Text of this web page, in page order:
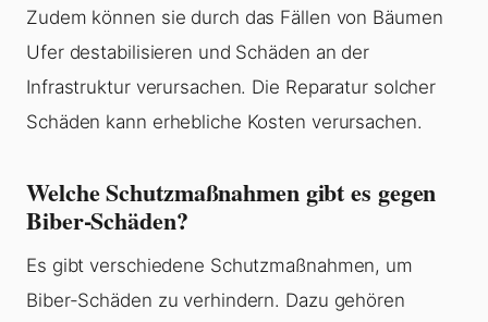
Zudem können sie durch das Fällen von Bäumen
Ufer destabilisieren und Schäden an der
Infrastruktur verursachen. Die Reparatur solcher
Schäden kann erhebliche Kosten verursachen.
Welche Schutzmaßnahmen gibt es gegen
Biber-Schäden?
Es gibt verschiedene Schutzmaßnahmen, um
Biber-Schäden zu verhindern. Dazu gehören